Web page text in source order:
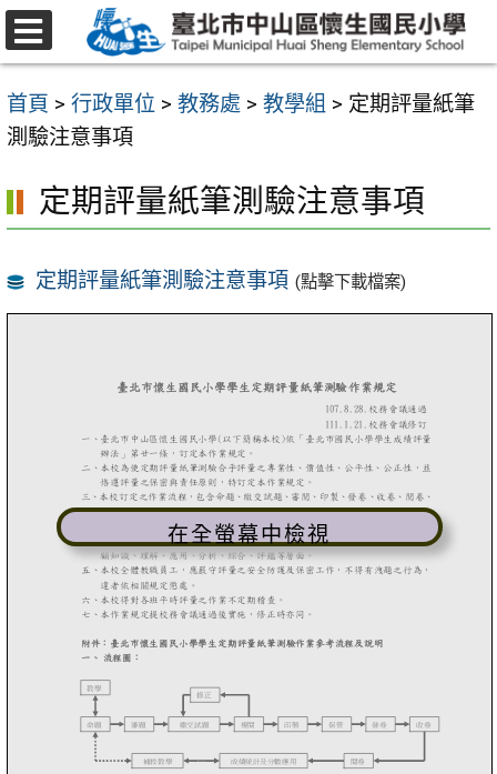
跳
至
要
內
區
首頁 > 行政單位 > 教務處 > 教學組 > 定期評量紙筆
測驗注意事項
定期評量紙筆測驗注意事項
定期評量紙筆測驗注意事項 (點擊下載檔案)
在全螢幕中檢視
選
單